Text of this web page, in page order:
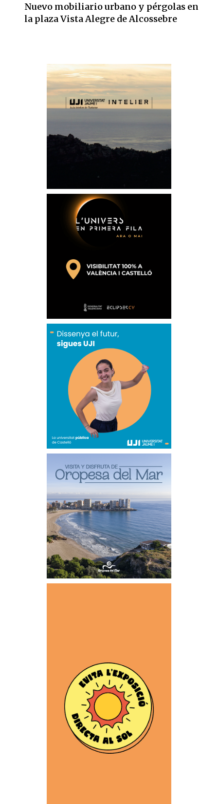
Nuevo mobiliario urbano y pérgolas en
la plaza Vista Alegre de Alcossebre